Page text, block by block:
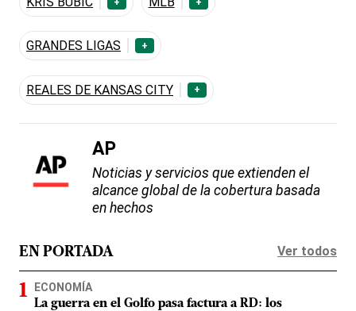
GRANDES LIGAS +
REALES DE KANSAS CITY +
AP
Noticias y servicios que extienden el
alcance global de la cobertura basada
en hechos
EN PORTADA Ver todos
ECONOMÍA
La guerra en el Golfo pasa factura a RD: los